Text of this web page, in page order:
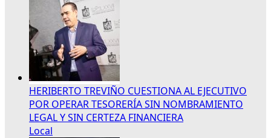
HERIBERTO TREVIÑO CUESTIONA AL EJECUTIVO
POR OPERAR TESORERÍA SIN NOMBRAMIENTO
LEGAL Y SIN CERTEZA FINANCIERA
Local